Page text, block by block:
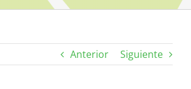
Anterior Siguiente